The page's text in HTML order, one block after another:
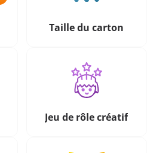
Taille du carton
Jeu de rôle créatif